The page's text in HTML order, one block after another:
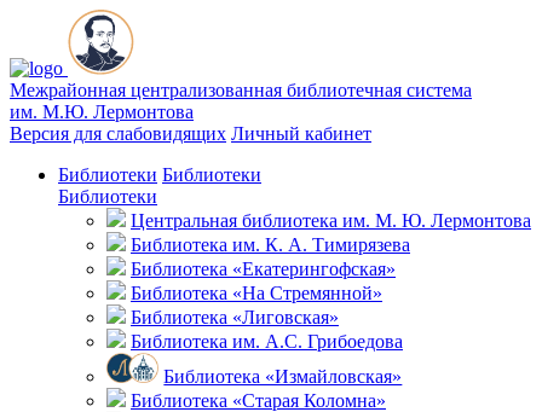
Межрайонная централизованная библиотечная система
им. М.Ю. Лермонтова
Версия для слабовидящих Личный кабинет
Библиотеки Библиотеки
Библиотеки
Центральная библиотека им. М. Ю. Лермонтова
Библиотека им. К. А. Тимирязева
Библиотека «Екатерингофская»
Библиотека «На Стремянной»
Библиотека «Лиговская»
Библиотека им. А.С. Грибоедова
Библиотека «Измайловская»
Библиотека «Старая Коломна»